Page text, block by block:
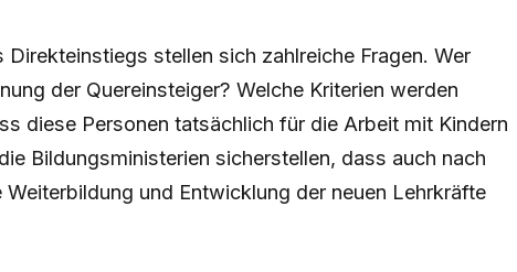
stellen sich zahlreiche Fragen. Wer
der Quereinsteiger? Welche Kriterien werden
diese Personen tatsächlich für die Arbeit mit Kindern
Bildungsministerien sicherstellen, dass auch nach
und Entwicklung der neuen Lehrkräfte